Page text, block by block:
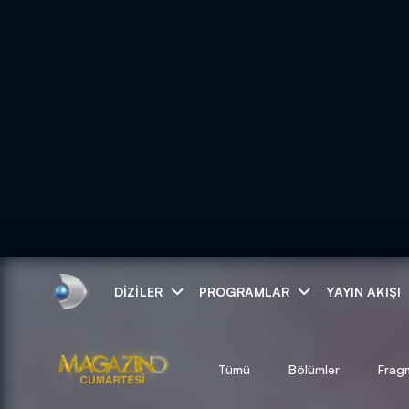
DIZILER PROGRAMLAR YAYIN AKIŞI
Tümü Bölümler